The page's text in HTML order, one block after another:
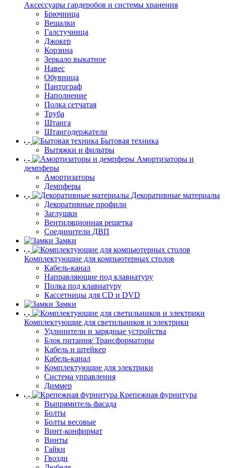
Аксессуары гардеробов и системы хранения
Брючница
Вешалки
Галстучница
Джокер
Корзина
Зеркало выкатное
Навес
Обувница
Пантограф
Наполнение
Полка сетчатая
Труба
Штанга
Штангодержатели
Бытовая техника
Вытяжки и фильтры
Амортизаторы и
демпферы
Амортизаторы
Демпферы
Декоративные материалы
Декоративные профили
Заглушки
Вентиляционная решетка
Соединители ДВП
Замки
Комплектующие для компьютерных столов
Кабель-канал
Направляющие под клавиатуру
Полка под клавиатуру
Кассетницы для CD и DVD
Замки
Комплектующие для светильников и электрики
Удлинители и зарядные устройства
Блок питания/ Трансформаторы
Кабель и штейкер
Кабель-канал
Комплектующие для электрики
Система управления
Диммер
Крепежная фурнитура
Выпрямитель фасада
Болты
Болты весовые
Винт-конфирмат
Винты
Гайки
Гвозди